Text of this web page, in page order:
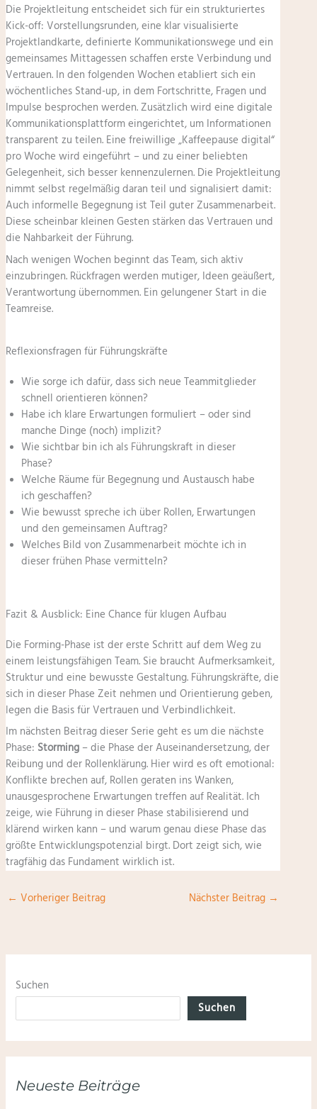
Die Projektleitung entscheidet sich für ein strukturiertes
Kick-off: Vorstellungsrunden, eine klar visualisierte
Projektlandkarte, definierte Kommunikationswege und ein
gemeinsames Mittagessen schaffen erste Verbindung und
Vertrauen. In den folgenden Wochen etabliert sich ein
wöchentliches Stand-up, in dem Fortschritte, Fragen und
Impulse besprochen werden. Zusätzlich wird eine digitale
Kommunikationsplattform eingerichtet, um Informationen
transparent zu teilen. Eine freiwillige „Kaffeepause digital“
pro Woche wird eingeführt – und zu einer beliebten
Gelegenheit, sich besser kennenzulernen. Die Projektleitung
nimmt selbst regelmäßig daran teil und signalisiert damit:
Auch informelle Begegnung ist Teil guter Zusammenarbeit.
Diese scheinbar kleinen Gesten stärken das Vertrauen und
die Nahbarkeit der Führung.
Nach wenigen Wochen beginnt das Team, sich aktiv
einzubringen. Rückfragen werden mutiger, Ideen geäußert,
Verantwortung übernommen. Ein gelungener Start in die
Teamreise.
Reflexionsfragen für Führungskräfte
Wie sorge ich dafür, dass sich neue Teammitglieder
schnell orientieren können?
Habe ich klare Erwartungen formuliert – oder sind
manche Dinge (noch) implizit?
Wie sichtbar bin ich als Führungskraft in dieser
Phase?
Welche Räume für Begegnung und Austausch habe
ich geschaffen?
Wie bewusst spreche ich über Rollen, Erwartungen
und den gemeinsamen Auftrag?
Welches Bild von Zusammenarbeit möchte ich in
dieser frühen Phase vermitteln?
Fazit & Ausblick: Eine Chance für klugen Aufbau
Die Forming-Phase ist der erste Schritt auf dem Weg zu
einem leistungsfähigen Team. Sie braucht Aufmerksamkeit,
Struktur und eine bewusste Gestaltung. Führungskräfte, die
sich in dieser Phase Zeit nehmen und Orientierung geben,
legen die Basis für Vertrauen und Verbindlichkeit.
Im nächsten Beitrag dieser Serie geht es um die nächste
Phase: Storming– die Phase der Auseinandersetzung, der
Reibung und der Rollenklärung. Hier wird es oft emotional:
Konflikte brechen auf, Rollen geraten ins Wanken,
unausgesprochene Erwartungen treffen auf Realität. Ich
zeige, wie Führung in dieser Phase stabilisierend und
klärend wirken kann – und warum genau diese Phase das
größte Entwicklungspotenzial birgt. Dort zeigt sich, wie
tragfähig das Fundament wirklich ist.
← Vorheriger Beitrag Nächster Beitrag →
Suchen
Suchen
Neueste Beiträge